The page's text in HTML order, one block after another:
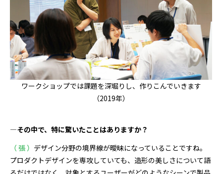
ワークショップでは課題を深堀りし、作りこんでいきます
（2019年）
―その中で、特に驚いたことはありますか？
（ 張 ） デザイン分野の境界線が曖昧になっていることですね。
プロダクトデザインを専攻していても、造形の美しさについて語